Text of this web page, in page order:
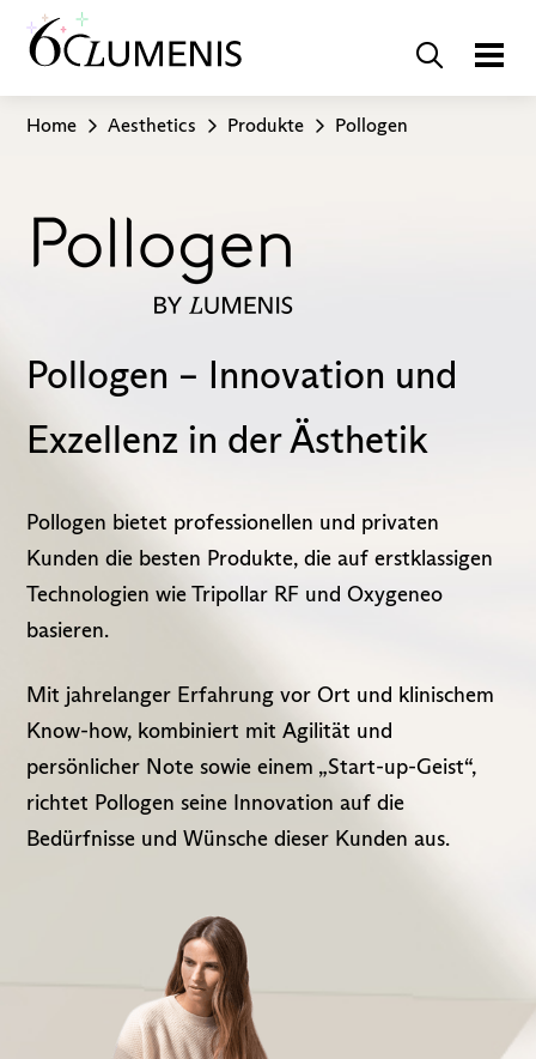
Home Aesthetics Produkte Pollogen
Pollogen – Innovation und
Exzellenz in der Ästhetik
Pollogen bietet professionellen und privaten
Kunden die besten Produkte, die auf erstklassigen
Technologien wie Tripollar RF und Oxygeneo
basieren.
Mit jahrelanger Erfahrung vor Ort und klinischem
Know-how, kombiniert mit Agilität und
persönlicher Note sowie einem „Start-up-Geist“,
richtet Pollogen seine Innovation auf die
Bedürfnisse und Wünsche dieser Kunden aus.